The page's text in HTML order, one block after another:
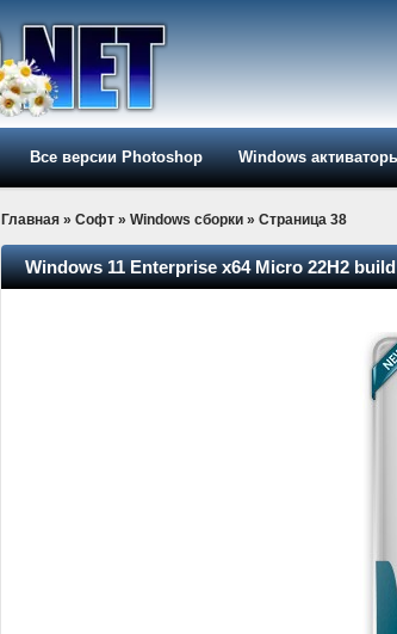
Все версии Photoshop Windows
Главная » Софт » Windows сборки » Страница 38
Windows 11 Enterprise x64 Micro 22H2 build